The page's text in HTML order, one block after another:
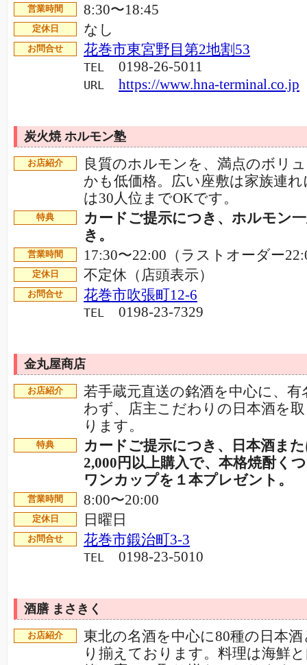
営業時間 8:30〜18:45
定休日 なし
お問合せ 花巻市東宮野目第2地割53
TEL 0198-26-5011
URL https://www.hna-terminal.co.jp
炭火焼 ホルモン塾
お店紹介
良質のホルモンを、満点のボリ
かも低価格。広い座敷は家族連
は30人位までOKです。
特典
カードご提示につき、ホルモン
き。
営業時間 17:30〜22:00（ラストオーダー
定休日 不定休（店頭表示）
お問合せ 花巻市吹張町12-6
TEL 0198-23-7329
金丸屋商店
お店紹介
若手蔵元直送の銘酒を中心に、有
わず、店主こだわりの日本酒を
ります。
特典
カードご提示につき、日本酒ま
2,000円以上購入で、本格焼酎く
ワンカップを１本プレゼント。
営業時間 8:00〜20:00
定休日 日曜日
お問合せ 花巻市鍛治町3-3
TEL 0198-23-5010
酒膳 まさきく
お店紹介
東北の名酒を中心に80種の日本
り揃えております。料理は海鮮